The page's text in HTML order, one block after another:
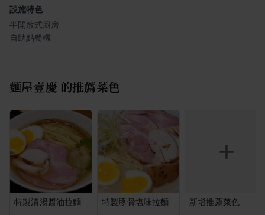
設施特色
半開放式廚房
自助點餐機
麵屋壹慶 的推薦菜色
特製清湯醬油拉麵 特製豚骨塩味拉麵 新增推薦菜色